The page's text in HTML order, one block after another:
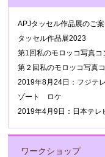
APJタッセル作品展のご
タッセル作品展2023
第1回私のモロッコ写真コ
第２回私のモロッコ写真
2019年8月24日：フジテ
ゾート ロケ
2019年4月9日：日本テレ
ワークショップ